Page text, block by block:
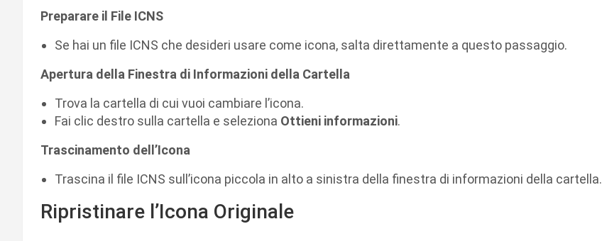
Preparare il File ICNS
Se hai un file ICNS che desideri usare come icona, salta direttamente a questo passaggio.
Apertura della Finestra di Informazioni della Cartella
Trova la cartella di cui vuoi cambiare l’icona.
Fai clic destro sulla cartella e seleziona Ottieni informazioni.
Trascinamento dell’Icona
Trascina il file ICNS sull’icona piccola in alto a sinistra della finestra di informazioni della cartella.
Ripristinare l’Icona Originale